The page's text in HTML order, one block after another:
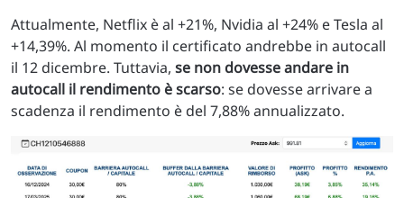
Attualmente, Netflix è al +21%, Nvidia al +24% e Tesla al
+14,39%. Al momento il certificato andrebbe in autocall
il 12 dicembre. Tuttavia, se non dovesse andare in
autocall il rendimento è scarso: se dovesse arrivare a
scadenza il rendimento è del 7,88% annualizzato.